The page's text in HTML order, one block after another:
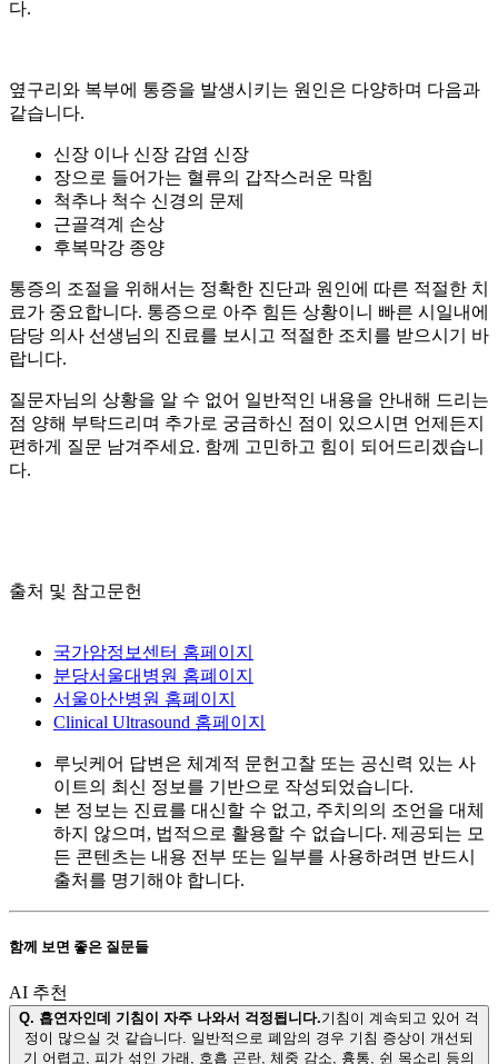
다.
옆구리와 복부에 통증을 발생시키는 원인은 다양하며 다음과
같습니다.
신장 이나 신장 감염 신장
장으로 들어가는 혈류의 갑작스러운 막힘
척추나 척수 신경의 문제
근골격계 손상
후복막강 종양
통증의 조절을 위해서는 정확한 진단과 원인에 따른 적절한 치
료가 중요합니다. 통증으로 아주 힘든 상황이니 빠른 시일내에
담당 의사 선생님의 진료를 보시고 적절한 조치를 받으시기 바
랍니다.
질문자님의 상황을 알 수 없어 일반적인 내용을 안내해 드리는
점 양해 부탁드리며 추가로 궁금하신 점이 있으시면 언제든지
편하게 질문 남겨주세요. 함께 고민하고 힘이 되어드리겠습니
다.
출처 및 참고문헌
국가암정보센터 홈페이지
분당서울대병원 홈폐이지
서울아산병원 홈폐이지
Clinical Ultrasound 홈페이지
루닛케어 답변은 체계적 문헌고찰 또는 공신력 있는 사
이트의 최신 정보를 기반으로 작성되었습니다.
본 정보는 진료를 대신할 수 없고, 주치의의 조언을 대체
하지 않으며, 법적으로 활용할 수 없습니다. 제공되는 모
든 콘텐츠는 내용 전부 또는 일부를 사용하려면 반드시
출처를 명기해야 합니다.
함께 보면 좋은 질문들
AI 추천
Q. 흡연자인데 기침이 자주 나와서 걱정됩니다.기침이 계속되고 있어 걱
정이 많으실 것 같습니다. 일반적으로 폐암의 경우 기침 증상이 개선되
기 어렵고, 피가 섞인 가래, 호흡 곤란, 체중 감소, 흉통, 쉰 목소리 등의